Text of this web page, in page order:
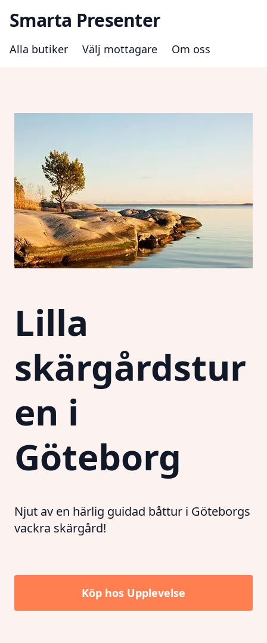
Smarta Presenter
Alla butiker Välj mottagare Om oss
Lilla
skärgårdstur
en i
Göteborg
Njut av en härlig guidad båttur i Göteborgs
Köp hos Upplevelse